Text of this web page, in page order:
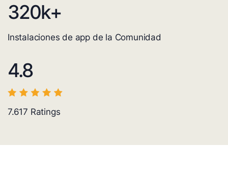
320k+
Instalaciones de app de la Comunidad
4.8
7.617 Ratings